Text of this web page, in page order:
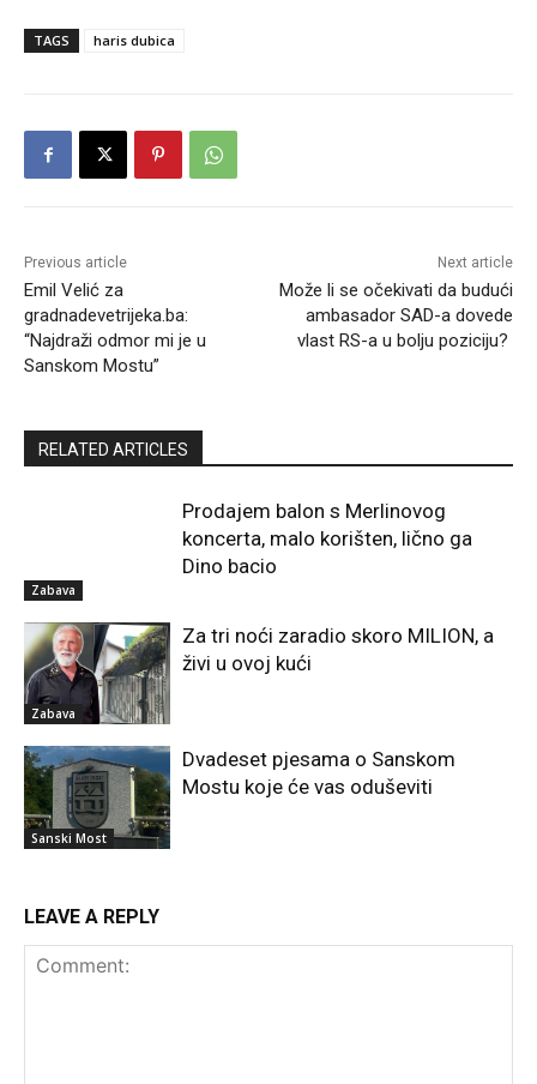
TAGS haris dubica
Previous article
Emil Velić za
gradnadevetrijeka.ba:
“Najdraži odmor mi je u
Sanskom Mostu”
Next article
Može li se očekivati da budući
ambasador SAD-a dovede
vlast RS-a u bolju poziciju?
RELATED ARTICLES
Zabava
Prodajem balon s Merlinovog
koncerta, malo korišten, lično ga
Dino bacio
Zabava
Za tri noći zaradio skoro MILION, a
živi u ovoj kući
Sanski Most
Dvadeset pjesama o Sanskom
Mostu koje će vas oduševiti
LEAVE A REPLY